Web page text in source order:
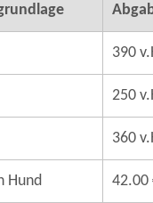
390
250
360
Hund 42.00